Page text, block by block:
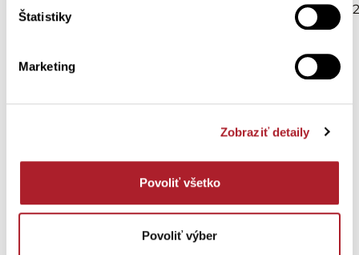
Štatistiky
Marketing
Zobraziť detaily
Povoliť všetko
Povoliť výber
14,70 € 10,29 €
Potrebujete